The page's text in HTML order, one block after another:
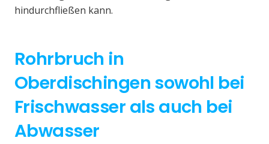
hindurchfließen kann.
Rohrbruch in
Oberdischingen sowohl bei
Frischwasser als auch bei
Abwasser